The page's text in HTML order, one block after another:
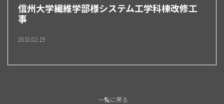
信州大学繊維学部様システム工学科棟改修工
事
2010.02.19
一覧に戻る